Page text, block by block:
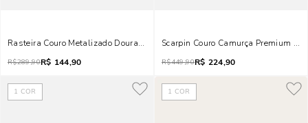
Rasteira Couro Metalizado Dourada Bico Quadrado
R$289,90R$ 144,90
Scarpin Couro Camurça Premium
R$449,90R$ 224,90
1 COR 1 COR